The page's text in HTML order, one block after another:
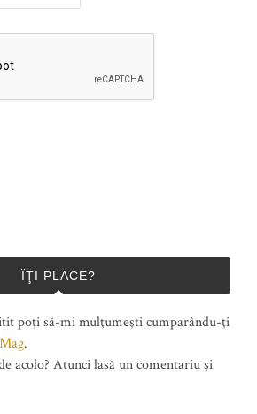
ÎŢI PLACE?
poţi să-mi mulţumeşti cumparându-ţi
.
acolo? Atunci lasă un comentariu şi